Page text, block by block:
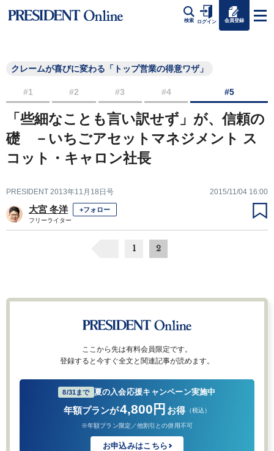
検索 ログイン 会員登録
クレームが喜びに変わる「トップ営業の得意ワザ」
#1 #2 #3 #4 #5
「些細なことも言い訳せず」が、信頼の
礎 －いちごアセットマネジメント ス
コット・キャロン社長
PRESIDENT 2013年11月18日号 2015/11/04 16:00
大宮 冬洋 +フォロー
フリーライター
1 2
ここから先は有料会員限定です。
登録すると今すぐ全文と関連記事が読めます。
8/31まで 夏の入会応援キャンペーン実施中
年額プランが4,800円 お得 （税込）
※年額プラン限定／他割引との併用不可
お申込みはこちら